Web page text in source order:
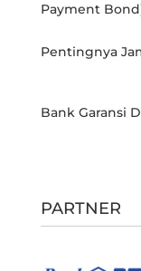
Payment
Pentingnya
Bank Garansi
PARTNER